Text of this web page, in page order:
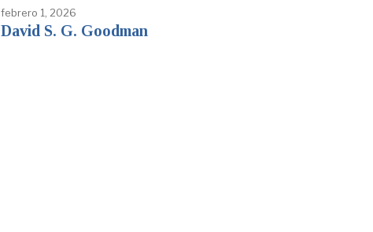
febrero 1, 2026
David S. G. Goodman